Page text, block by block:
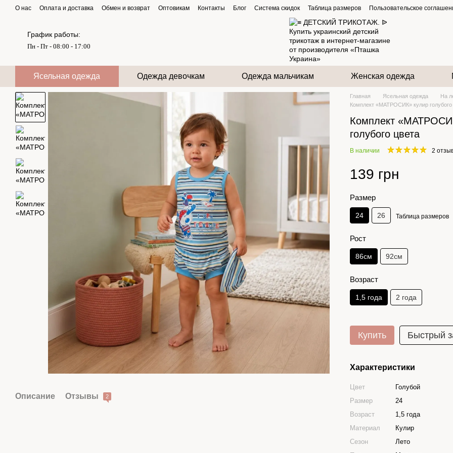
Перейти к основному контенту
О нас Оплата и доставка Обмен и возврат Оптовикам Контакты Блог Система скидок Таблица размеров Пользовательское
График работы:
Пн - Пт - 08:00 - 17:00
Ясельная одежда Одежда девочкам Одежда мальчикам Женская одежда
Описание Отзывы 2
Главная Ясельная одежда
На
Комплект «МАТРОСИК» кулир голубого
Комплект
голубого цвета
В наличии 2
139 грн
Размер
24 26 Таблица размеров
Рост
86см 92см
Возраст
1,5 года 2 года
Купить Быстрый
Характеристики
Цвет
Голубой
Размер
24
Возраст
1,5 года
Материал
Кулир
Сезон
Лето